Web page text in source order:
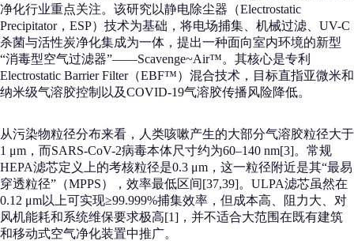
净化行业重点关注。该研究以静电除尘器（Electrostatic
Precipitator，ESP）技术为基础，将电场捕集、机械过滤、UV-C
杀菌与活性炭净化集成为一体，提出一种面向室内环境的新型
“消毒型空气过滤器”——Scavenge~Air™。其核心是专利
Electrostatic Barrier Filter（EBF™）混合技术，目标直指亚微米和
纳米级气溶胶控制以及COVID-19气溶胶传播风险降低。
从污染物粒径分布来看，人类咳嗽产生的大部分气溶胶粒径大于
1 μm，而SARS-CoV-2病毒本体尺寸约为60–140 nm[3]。常规
HEPA滤芯定义上的考核粒径是0.3 μm，这一粒径附近是其“最易
穿透粒径”（MPPS），效率最低区间[37,39]。ULPA滤芯虽然在
0.12 μm以上可实现≥99.999%捕集效率，但成本高、阻力大、对
风机能耗和系统维保要求极高[1]，并不适合大范围在既有建筑
和移动式空气净化装置中推广。